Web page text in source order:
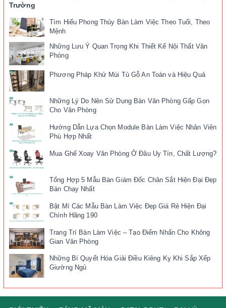
Trường
Tìm Hiểu Phong Thủy Bàn Làm Việc Theo Tuổi, Theo
Mệnh
Những Lưu Ý Quan Trọng Khi Thiết Kế Nội Thất Văn
Phòng
Phương Pháp Khử Mùi Tủ Gỗ An Toàn và Hiệu Quả
Những Lý Do Nên Sử Dụng Bàn Văn Phòng Gấp Gọn
Cho Văn Phòng
Hướng Dẫn Lựa Chọn Module Bàn Làm Việc Nhân Viên
Phù Hợp Nhất
Mua Ghế Xoay Văn Phòng Ở Đâu Uy Tín, Chất Lượng?
Tổng Hợp 5 Mẫu Bàn Giám Đốc Chân Sắt Hiện Đại Đẹp
Bán Chạy Nhất
Bật Mí Các Mẫu Bàn Làm Việc Đẹp Giá Rẻ Hiện Đại
Chính Hãng 190
Trang Trí Bàn Làm Việc – Tạo Điểm Nhấn Cho Không
Gian Văn Phòng
Những Bí Quyết Hóa Giải Điều Kiêng Kỵ Khi Sắp Xếp
Giường Ngủ